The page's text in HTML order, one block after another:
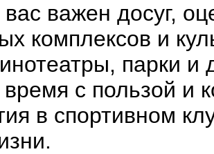
важен досуг,
комплексов и
парки
время с пользой и
в спортивном